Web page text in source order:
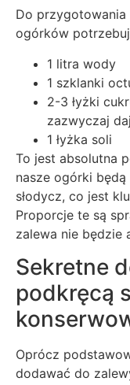
Do przygotowania
ogórków
1 litra wody
1 szklanki
2-3 łyżki
zazwyczaj
1 łyżka soli
To jest absolutna
nasze ogórki
słodycz, co jest
Proporcje te są
zalewa nie będzie
Sekretne
podkręcą
Oprócz
dodawać do